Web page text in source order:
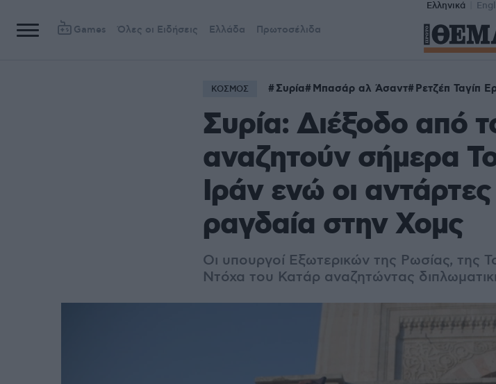
Ελληνικά
Games Όλες οι Ειδήσεις Ελλάδα Πρωτοσέλιδα
ΚΟΣΜΟΣ Συρία Μπασάρ αλ Άσαντ Ρετζέπ Ταγίπ
Συρία: Διέξοδο από
αναζητούν σήμερα
Ιράν ενώ οι
ραγδαία στην Χομς
Οι υπουργοί Εξωτερικών της Ρωσίας, της
Ντόχα του Κατάρ αναζητώντας